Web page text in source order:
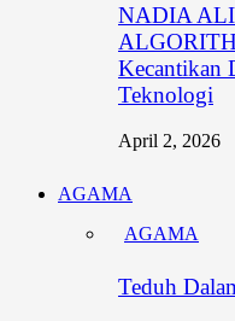
NADIA
Kecantikan
Teknologi
April 2, 2026
AGAMA
AGAMA
Teduh